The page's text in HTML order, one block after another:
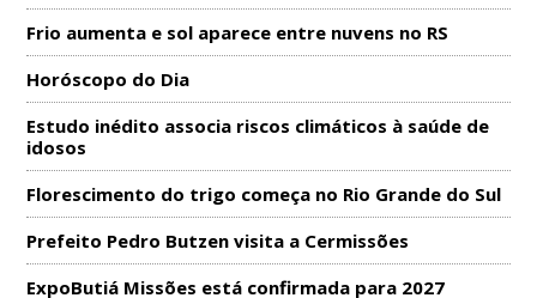
Frio aumenta e sol aparece entre nuvens no RS
Horóscopo do Dia
Estudo inédito associa riscos climáticos à saúde de
idosos
Florescimento do trigo começa no Rio Grande do Sul
Prefeito Pedro Butzen visita a Cermissões
ExpoButiá Missões está confirmada para 2027